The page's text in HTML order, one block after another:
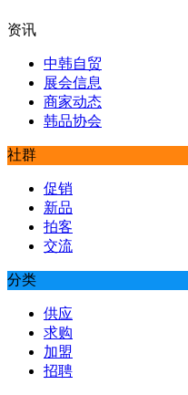
资讯
中韩自贸
展会信息
商家动态
韩品协会
社群
促销
新品
拍客
交流
分类
供应
求购
加盟
招聘